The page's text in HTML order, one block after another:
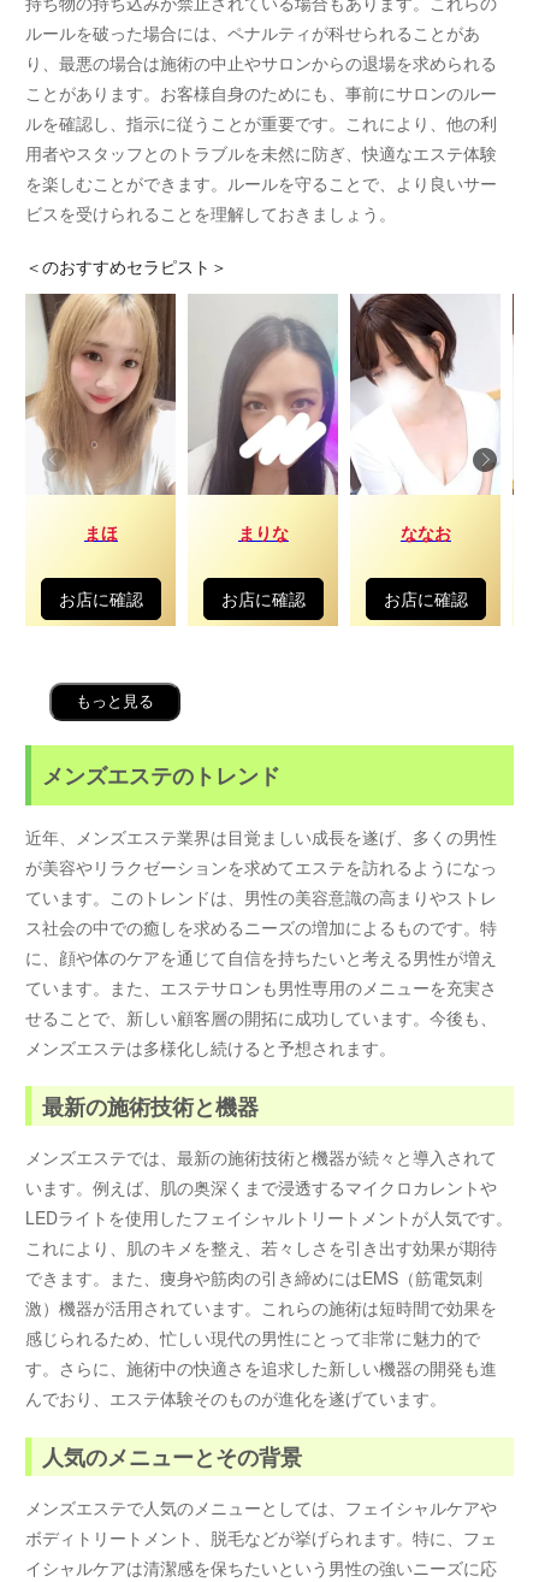
ルールを破った場合には、ペナルティが科せられることがあ
り、最悪の場合は施術の中止やサロンからの退場を求められる
ことがあります。お客様自身のためにも、事前にサロンのルー
ルを確認し、指示に従うことが重要です。これにより、他の利
用者やスタッフとのトラブルを未然に防ぎ、快適なエステ体験
を楽しむことができます。ルールを守ることで、より良いサー
ビスを受けられることを理解しておきましょう。
＜のおすすめセラピスト＞
まほ
お店に確認
まりな
お店に確認
ななお
お店に確認
もっと見る
メンズエステのトレンド
近年、メンズエステ業界は目覚ましい成長を遂げ、多くの男性
が美容やリラクゼーションを求めてエステを訪れるようになっ
ています。このトレンドは、男性の美容意識の高まりやストレ
ス社会の中での癒しを求めるニーズの増加によるものです。特
に、顔や体のケアを通じて自信を持ちたいと考える男性が増え
ています。また、エステサロンも男性専用のメニューを充実さ
せることで、新しい顧客層の開拓に成功しています。今後も、
メンズエステは多様化し続けると予想されます。
最新の施術技術と機器
メンズエステでは、最新の施術技術と機器が続々と導入されて
います。例えば、肌の奥深くまで浸透するマイクロカレントや
LEDライトを使用したフェイシャルトリートメントが人気です。
これにより、肌のキメを整え、若々しさを引き出す効果が期待
できます。また、痩身や筋肉の引き締めにはEMS（筋電気刺
激）機器が活用されています。これらの施術は短時間で効果を
感じられるため、忙しい現代の男性にとって非常に魅力的で
す。さらに、施術中の快適さを追求した新しい機器の開発も進
んでおり、エステ体験そのものが進化を遂げています。
人気のメニューとその背景
メンズエステで人気のメニューとしては、フェイシャルケアや
ボディトリートメント、脱毛などが挙げられます。特に、フェ
イシャルケアは清潔感を保ちたいという男性の強いニーズに応